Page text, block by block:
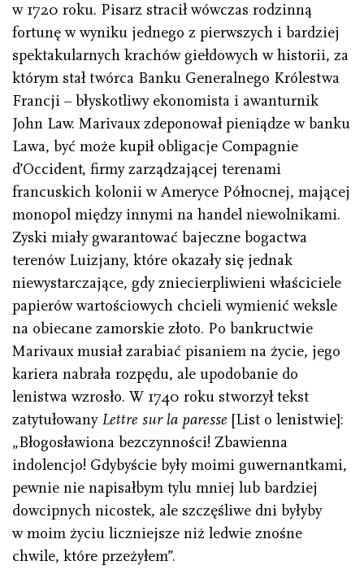
w 1720 roku. Pisarz stracił wówczas rodzinną
fortunę w wyniku jednego z pierwszych i bardziej
spektakularnych krachów giełdowych w historii, za
którym stał twórca Banku Generalnego Królestwa
Francji – błyskotliwy ekonomista i awanturnik
John Law. Marivaux zdeponował pieniądze w banku
Lawa, być może kupił obligacje Compagnie
d’Occident, firmy zarządzającej terenami
francuskich kolonii w Ameryce Północnej, mającej
monopol między innymi na handel niewolnikami.
Zyski miały gwarantować bajeczne bogactwa
terenów Luizjany, które okazały się jednak
niewystarczające, gdy zniecierpliwieni właściciele
papierów wartościowych chcieli wymienić weksle
na obiecane zamorskie złoto. Po bankructwie
Marivaux musiał zarabiać pisaniem na życie, jego
kariera nabrała rozpędu, ale upodobanie do
lenistwa wzrosło. W 1740 roku stworzył tekst
zatytułowany Lettre sur la paresse [List o lenistwie]:
„Błogosławiona bezczynności! Zbawienna
indolencjo! Gdybyście były moimi guwernantkami,
pewnie nie napisałbym tylu mniej lub bardziej
dowcipnych nicostek, ale szczęśliwe dni byłyby
w moim życiu liczniejsze niż ledwie znośne
chwile, które przeżyłem”.